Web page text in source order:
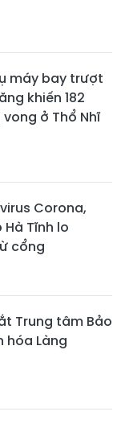
máy bay trượt
khiến 182
ở Thổ Nhĩ
Corona,
Tĩnh lo
cổng
Trung tâm Bảo
hóa Làng